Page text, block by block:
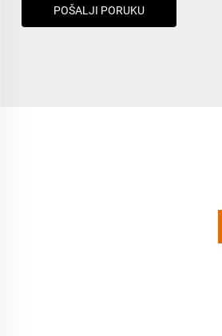
POŠALJI PORUKU